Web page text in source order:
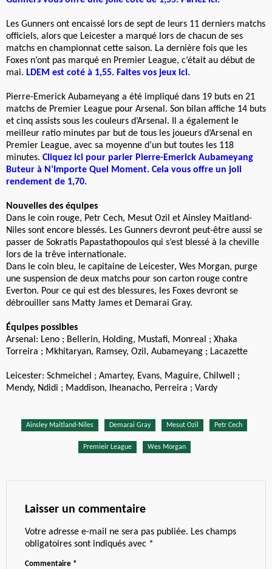
Les Gunners ont encaissé lors de sept de leurs 11 derniers matchs
officiels, alors que Leicester a marqué lors de chacun de ses
matchs en championnat cette saison. La dernière fois que les
Foxes n’ont pas marqué en Premier League, c’était au début de
mai. LDEM est coté à 1,55. Faites vos jeux ici.
Pierre-Emerick Aubameyang a été impliqué dans 19 buts en 21
matchs de Premier League pour Arsenal. Son bilan affiche 14 buts
et cinq assists sous les couleurs d’Arsenal. Il a également le
meilleur ratio minutes par but de tous les joueurs d’Arsenal en
Premier League, avec sa moyenne d’un but toutes les 118
minutes. Cliquez ici pour parier Pierre-Emerick Aubameyang
Buteur à N’Importe Quel Moment. Cela vous offre un joli
rendement de 1,70.
Nouvelles des équipes
Dans le coin rouge, Petr Cech, Mesut Ozil et Ainsley Maitland-
Niles sont encore blessés. Les Gunners devront peut-être aussi se
passer de Sokratis Papastathopoulos qui s’est blessé à la cheville
lors de la trêve internationale.
Dans le coin bleu, le capitaine de Leicester, Wes Morgan, purge
une suspension de deux matchs pour son carton rouge contre
Everton. Pour ce qui est des blessures, les Foxes devront se
débrouiller sans Matty James et Demarai Gray.
Équipes possibles
Arsenal: Leno ; Bellerin, Holding, Mustafi, Monreal ; Xhaka
Torreira ; Mkhitaryan, Ramsey, Ozil, Aubameyang ; Lacazette
Leicester: Schmeichel ; Amartey, Evans, Maguire, Chilwell ;
Mendy, Ndidi ; Maddison, Iheanacho, Perreira ; Vardy
Ainsley Maitland-Niles Demarai Gray Mesut Ozil Petr Cech
Premieir League Wes Morgan
Laisser un commentaire
Votre adresse e-mail ne sera pas publiée. Les champs
obligatoires sont indiqués avec *
Commentaire *